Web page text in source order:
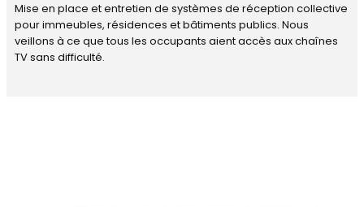
Mise en place et entretien de systèmes de réception collective
pour immeubles, résidences et bâtiments publics. Nous
veillons à ce que tous les occupants aient accès aux chaînes
TV sans difficulté.